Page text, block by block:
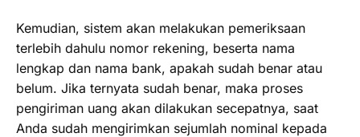
Kemudian, sistem akan melakukan pemeriksaan
terlebih dahulu nomor rekening, beserta nama
lengkap dan nama bank, apakah sudah benar atau
belum. Jika ternyata sudah benar, maka proses
pengiriman uang akan dilakukan secepatnya, saat
Anda sudah mengirimkan sejumlah nominal kepada